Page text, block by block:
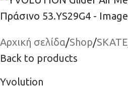
Αρχική σελίδα/Shop/SKATE
Back to products
Yvolution